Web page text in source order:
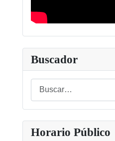
Buscador
Buscar
Type 2 or more
Horario Público